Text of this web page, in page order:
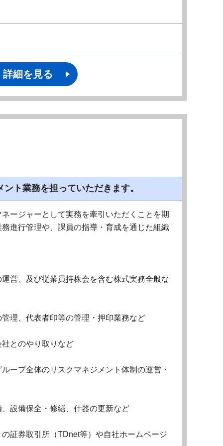
詳細を見る
ト業務を担っていただきます。
ージャーとして実務を牽引いただくことを期
進行管理や、課員の指導・育成を通じた組織
営、及び従業員持株会を含む株式実務全般な
理、代表者印等の管理・押印業務など
とのやり取りなど
ープ全体のリスクマネジメント体制の運営・
設備保全・修繕、什器の更新など
証券取引所（TDnet等）や自社ホームページ